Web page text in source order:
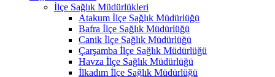
İlçe Sağlık Müdürlükleri
Atakum İlçe Sağlık Müdürlüğü
Bafra İlçe Sağlık Müdürlüğü
Canik İlçe Sağlık Müdürlüğü
Çarşamba İlçe Sağlık Müdürlüğü
Havza İlçe Sağlık Müdürlüğü
İlkadım İlçe Sağlık Müdürlüğü